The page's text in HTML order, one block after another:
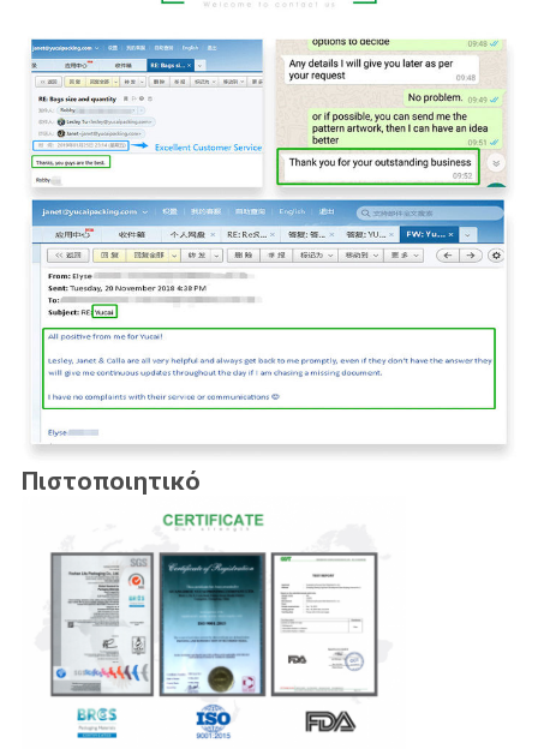
Πιστοποιητικό